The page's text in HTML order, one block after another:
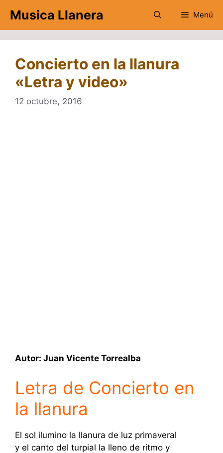
contenido
Musica Llanera Menú
Concierto en la llanura
«Letra y video»
12 octubre, 2016
Autor: Juan Vicente Torrealba
Letra de Concierto en
la llanura
El sol ilumino la llanura de luz primaveral
y el canto del turpial la lleno de ritmo y